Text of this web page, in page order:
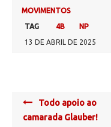
MOVIMENTOS
TAG
4B
NP
13 DE ABRIL DE 2025
Post
navigation
Todo apoio ao
camarada Glauber!